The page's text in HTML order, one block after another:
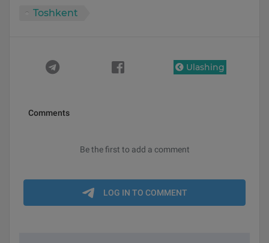
Toshkent
Ulashing